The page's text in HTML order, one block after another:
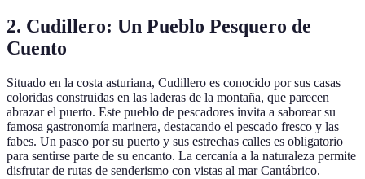
2. Cudillero: Un Pueblo Pesquero de
Cuento
Situado en la costa asturiana, Cudillero es conocido por sus casas
coloridas construidas en las laderas de la montaña, que parecen
abrazar el puerto. Este pueblo de pescadores invita a saborear su
famosa gastronomía marinera, destacando el pescado fresco y las
fabes. Un paseo por su puerto y sus estrechas calles es obligatorio
para sentirse parte de su encanto. La cercanía a la naturaleza permite
disfrutar de rutas de senderismo con vistas al mar Cantábrico.